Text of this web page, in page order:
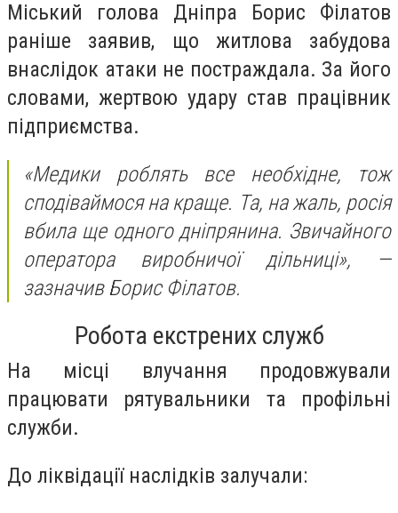
Міський голова Дніпра Борис Філатов
раніше заявив, що житлова забудова
внаслідок атаки не постраждала. За його
словами, жертвою удару став працівник
підприємства.
«Медики роблять все необхідне, тож
сподіваймося на краще. Та, на жаль, росія
вбила ще одного дніпрянина. Звичайного
оператора виробничої дільниці», —
зазначив Борис Філатов.
Робота екстрених служб
На місці влучання продовжували
працювати рятувальники та профільні
служби.
До ліквідації наслідків залучали: